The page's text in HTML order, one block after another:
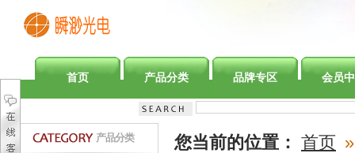
首页 产品分类 品牌专区 会员
产品分类 您当前的位置： 首页 »